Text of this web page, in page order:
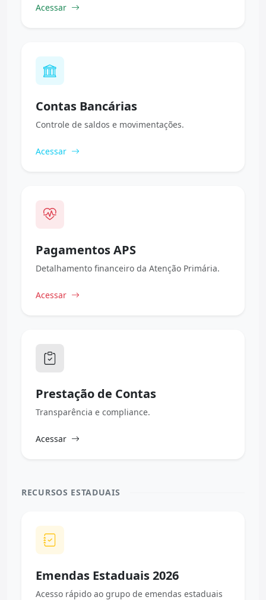
Acessar
Contas Bancárias
Controle de saldos e movimentações.
Acessar
Pagamentos APS
Detalhamento financeiro da Atenção Primária.
Acessar
Prestação de Contas
Transparência e compliance.
Acessar
RECURSOS ESTADUAIS
Emendas Estaduais 2026
Acesso rápido ao grupo de emendas estaduais